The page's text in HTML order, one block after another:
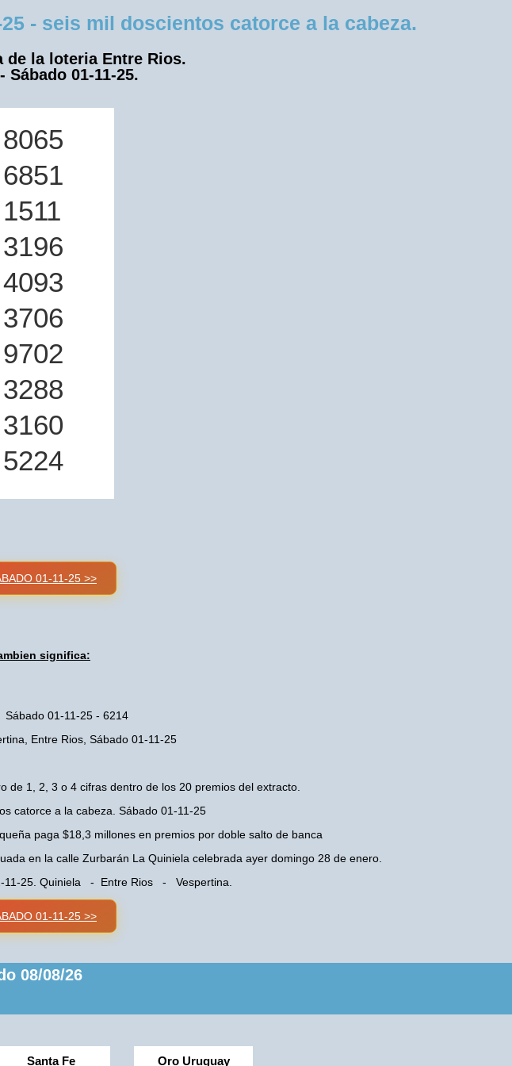
- seis mil doscientos catorce a la cabeza.
de la loteria Entre Rios.
Sábado 01-11-25.
8065
6851
1511
3196
4093
3706
9702
3288
3160
5224
01-11-25 >>
significa:
01-11-25 - 6214
Entre Rios, Sábado 01-11-25
1, 2, 3 o 4 cifras dentro de los 20 premios del extracto.
catorce a la cabeza. Sábado 01-11-25
paga $18,3 millones en premios por doble salto de banca
en la calle Zurbarán La Quiniela celebrada ayer domingo 28 de enero.
11-25. Quiniela - Entre Rios - Vespertina.
01-11-25 >>
08/08/26
Santa Fe Oro Uruguay